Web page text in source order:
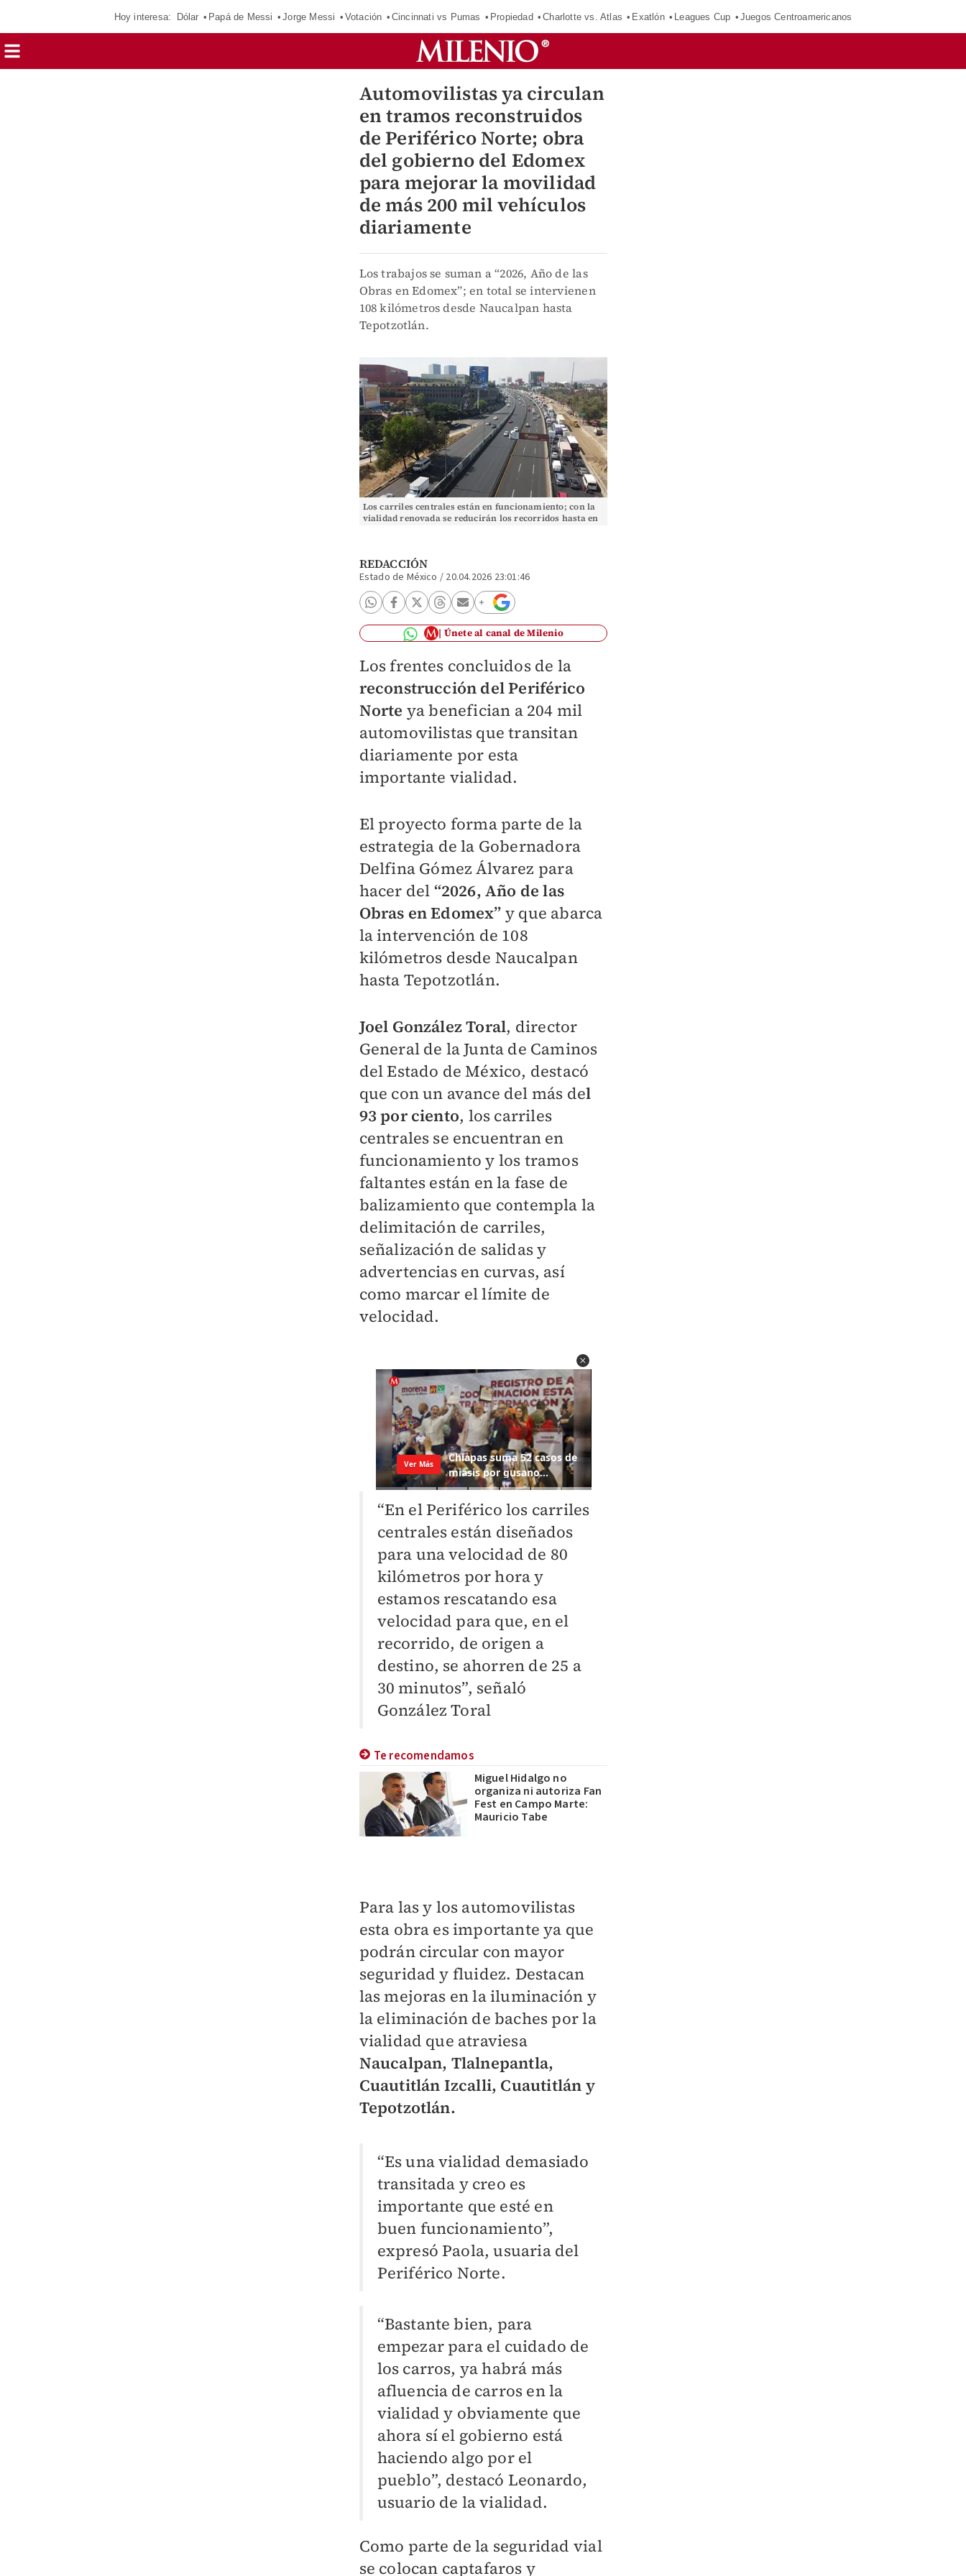
Hoy interesa: Dólar Papá de Messi Jorge Messi Votación Cincinnati vs Pumas Propiedad Charlotte vs. Atlas Exatlón Leagues Cup Juegos Centroamericanos
Automovilistas ya circulan
en tramos reconstruidos
de Periférico Norte; obra
del gobierno del Edomex
para mejorar la movilidad
de más 200 mil vehículos
diariamente
Los trabajos se suman a “2026, Año de las
Obras en Edomex”; en total se intervienen
108 kilómetros desde Naucalpan hasta
Tepotzotlán.
Los carriles centrales están en funcionamiento; con la
vialidad renovada se reducirán los recorridos hasta en
REDACCIÓN
Estado de México / 20.04.2026 23:01:46
Únete al canal de Milenio
Los frentes concluidos de la
reconstrucción del Periférico
Norte ya benefician a 204 mil
automovilistas que transitan
diariamente por esta
importante vialidad.
El proyecto forma parte de la
estrategia de la Gobernadora
Delfina Gómez Álvarez para
hacer del “2026, Año de las
Obras en Edomex” y que abarca
la intervención de 108
kilómetros desde Naucalpan
hasta Tepotzotlán.
Joel González Toral, director
General de la Junta de Caminos
del Estado de México, destacó
que con un avance del más del
93 por ciento, los carriles
centrales se encuentran en
funcionamiento y los tramos
faltantes están en la fase de
balizamiento que contempla la
delimitación de carriles,
señalización de salidas y
advertencias en curvas, así
como marcar el límite de
velocidad.
“En el Periférico los carriles
centrales están diseñados
para una velocidad de 80
kilómetros por hora y
estamos rescatando esa
velocidad para que, en el
recorrido, de origen a
destino, se ahorren de 25 a
30 minutos”, señaló
González Toral
Te recomendamos
Miguel Hidalgo no
organiza ni autoriza Fan
Fest en Campo Marte:
Mauricio Tabe
Para las y los automovilistas
esta obra es importante ya que
podrán circular con mayor
seguridad y fluidez. Destacan
las mejoras en la iluminación y
la eliminación de baches por la
vialidad que atraviesa
Naucalpan, Tlalnepantla,
Cuautitlán Izcalli, Cuautitlán y
Tepotzotlán.
“Es una vialidad demasiado
transitada y creo es
importante que esté en
buen funcionamiento”,
expresó Paola, usuaria del
Periférico Norte.
“Bastante bien, para
empezar para el cuidado de
los carros, ya habrá más
afluencia de carros en la
vialidad y obviamente que
ahora sí el gobierno está
haciendo algo por el
pueblo”, destacó Leonardo,
usuario de la vialidad.
Como parte de la seguridad vial
se colocan captafaros y